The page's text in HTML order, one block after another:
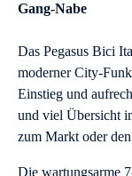
Gang-Nabe
Das Pegasus Bici
moderner City-
Einstieg und
und viel Übersicht
zum Markt oder
Die wartungsarme